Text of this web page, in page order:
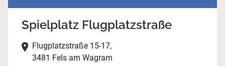
Spielplatz Flugplatzstraße
Flugplatzstraße 15-17,
3481 Fels am Wagram